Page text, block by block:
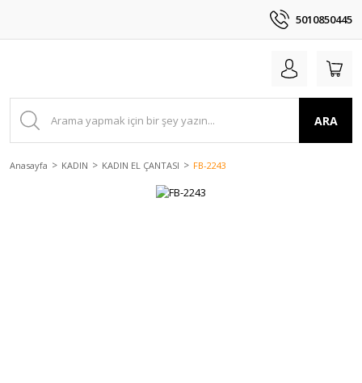
5010850445
ARA
Anasayfa KADIN KADIN EL ÇANTASI FB-2243